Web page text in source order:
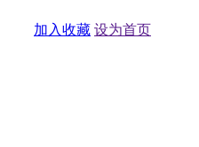
加入收藏 设为首页